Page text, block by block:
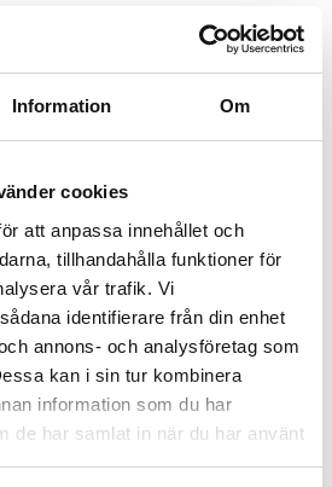
Information Om
cookies
att anpassa innehållet och
tillhandahålla funktioner för
vår trafik. Vi
identifierare från din enhet
annons- och analysföretag som
kan i sin tur kombinera
information som du har
de har samlat in när du har använt
Snart 20 år i tjänst
han lära sig grunderna
till”